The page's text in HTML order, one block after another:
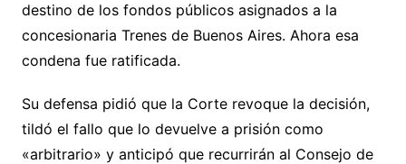
destino de los fondos públicos asignados a la
concesionaria Trenes de Buenos Aires. Ahora esa
condena fue ratificada.
Su defensa pidió que la Corte revoque la decisión,
tildó el fallo que lo devuelve a prisión como
«arbitrario» y anticipó que recurrirán al Consejo de